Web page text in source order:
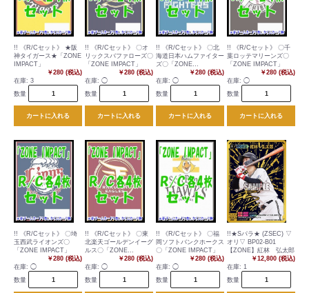
!! 《R/Cセット》 ★阪
神タイガース★「ZONE
IMPACT」
￥280 (税込)
在庫: 3
数量
カートに入れる
!! 《R/Cセット》 〇オ
リックスバファローズ〇
「ZONE IMPACT」
￥280 (税込)
在庫: ◯
数量
カートに入れる
!! 《R/Cセット》 〇北
海道日本ハムファイター
ズ〇「ZONE
￥280 (税込)
在庫: ◯
数量
カートに入れる
!! 《R/Cセット》 〇千
葉ロッテマリーンズ〇
「ZONE IMPACT」
￥280 (税込)
在庫: ◯
数量
カートに入れる
!! 《R/Cセット》 〇埼
玉西武ライオンズ〇
「ZONE IMPACT」
￥280 (税込)
在庫: ◯
数量
!! 《R/Cセット》 〇東
北楽天ゴールデンイーグ
ルス〇「ZONE
￥280 (税込)
在庫: ◯
数量
!! 《R/Cセット》 〇福
岡ソフトバンクホークス
〇「ZONE IMPACT」
￥280 (税込)
在庫: ◯
数量
!!★Sパラ★ (ZSEC) ▽
オリ▽ BP02-B01
【ZONE】紅林 弘太郎
￥12,800 (税込)
在庫: 1
数量